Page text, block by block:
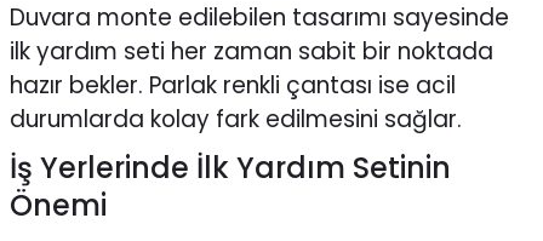
Duvara monte edilebilen tasarımı sayesinde
ilk yardım seti her zaman sabit bir noktada
hazır bekler. Parlak renkli çantası ise acil
durumlarda kolay fark edilmesini sağlar.
İş Yerlerinde İlk Yardım Setinin
Önemi